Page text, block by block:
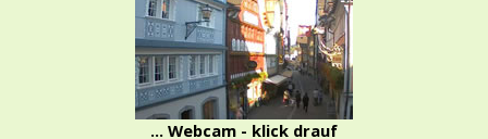
... Webcam - klick drauf